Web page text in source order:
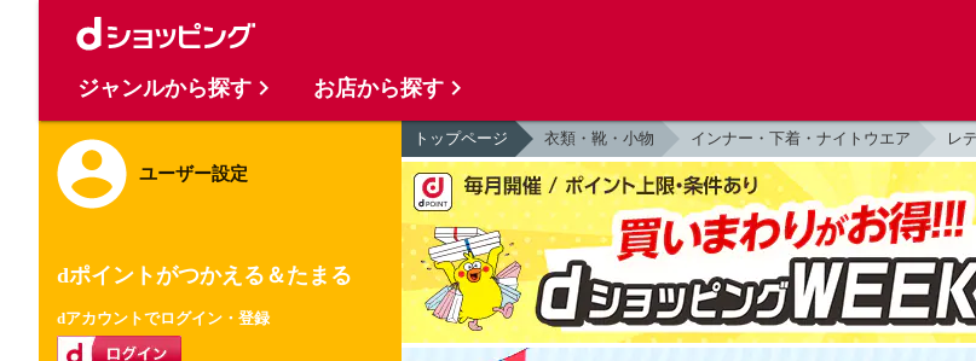
ユーザー設定
dポイントがつかえる＆たまる
dアカウントでログイン・登録
トップページ 衣類・靴・小物 インナー・下着・ナイトウエア レ
ジャンルから探す お店から探す